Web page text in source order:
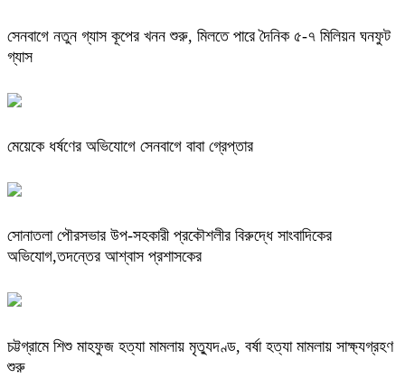
সেনবাগে নতুন গ্যাস কূপের খনন শুরু, মিলতে পারে দৈনিক ৫-৭ মিলিয়ন ঘনফুট
গ্যাস
মেয়েকে ধর্ষণের অভিযোগে সেনবাগে বাবা গ্রেপ্তার
সোনাতলা পৌরসভার উপ-সহকারী প্রকৌশলীর বিরুদ্ধে সাংবাদিকের
অভিযোগ,তদন্তের আশ্বাস প্রশাসকের
চট্টগ্রামে শিশু মাহফুজ হত্যা মামলায় মৃত্যুদণ্ড, বর্ষা হত্যা মামলায় সাক্ষ্যগ্রহণ
শুরু